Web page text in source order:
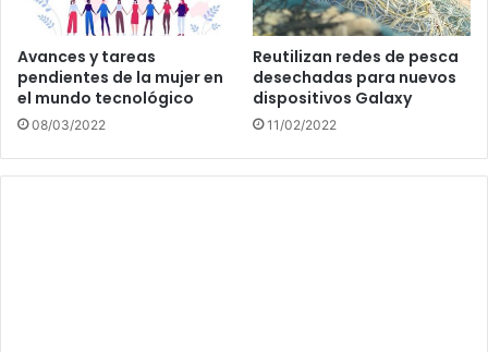
Avances y tareas
pendientes de la mujer en
el mundo tecnológico
08/03/2022
Reutilizan redes de pesca
desechadas para nuevos
dispositivos Galaxy
11/02/2022